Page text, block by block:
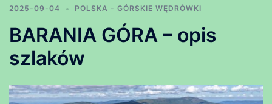
2025-09-04 POLSKA - GÓRSKIE WĘDRÓWKI
BARANIA GÓRA – opis
szlaków